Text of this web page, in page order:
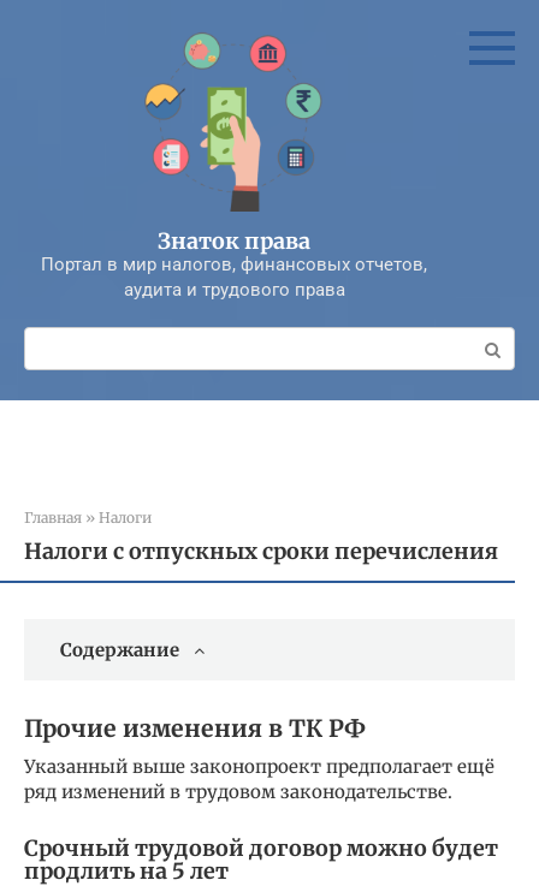
Знаток права
Портал в мир налогов, финансовых отчетов,
аудита и трудового права
Поиск:
Главная » Налоги
Налоги с отпускных сроки перечисления
Содержание
Прочие изменения в ТК РФ
Указанный выше законопроект предполагает ещё
ряд изменений в трудовом законодательстве.
Срочный трудовой договор можно будет
продлить на 5 лет